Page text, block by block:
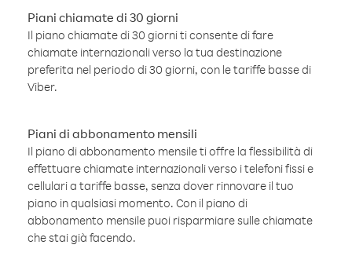
Piani chiamate di 30 giorni
Il piano chiamate di 30 giorni ti consente di fare
chiamate internazionali verso la tua destinazione
preferita nel periodo di 30 giorni, con le tariffe basse di
Viber.
Piani di abbonamento mensili
Il piano di abbonamento mensile ti offre la flessibilità di
effettuare chiamate internazionali verso i telefoni fissi e
cellulari a tariffe basse, senza dover rinnovare il tuo
piano in qualsiasi momento. Con il piano di
abbonamento mensile puoi risparmiare sulle chiamate
che stai già facendo.